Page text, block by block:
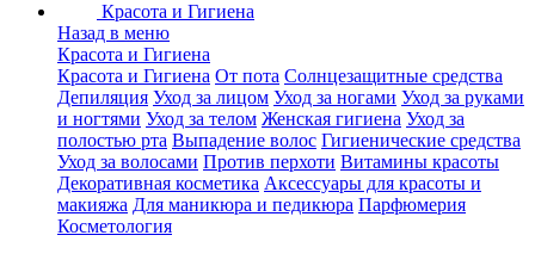
Красота и Гигиена
Назад в меню
Красота и Гигиена
Красота и Гигиена От пота Солнцезащитные средства
Депиляция Уход за лицом Уход за ногами Уход за руками
и ногтями Уход за телом Женская гигиена Уход за
полостью рта Выпадение волос Гигиенические средства
Уход за волосами Против перхоти Витамины красоты
Декоративная косметика Аксессуары для красоты и
макияжа Для маникюра и педикюра Парфюмерия
Косметология